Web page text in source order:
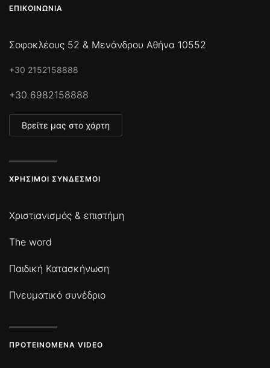
ΕΠΙΚΟΙΝΩΝΊΑ
Σοφοκλέους 52 & Μενάνδρου Αθήνα 10552
+30 2152158888
+30 6982158888
Βρείτε μας στο χάρτη
ΧΡΉΣΙΜΟΙ ΣΎΝΔΕΣΜΟΙ
Χριστιανισμός & επιστήμη
The word
Παιδική Κατασκήνωση
Πνευματικό συνέδριο
ΠΡΟΤΕΙΝΌΜΕΝΑ VIDEO